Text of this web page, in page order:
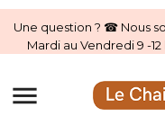
Une question ? ☎ Nous
Mardi au Vendredi 9 -12
menu